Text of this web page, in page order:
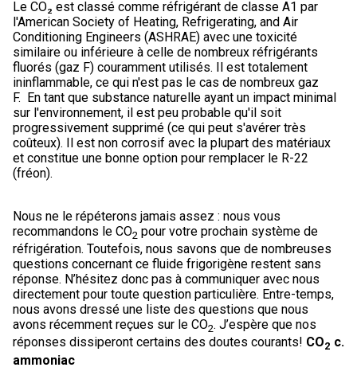
Le CO₂ est classé comme réfrigérant de classe A1 par
l'American Society of Heating, Refrigerating, and Air
Conditioning Engineers (ASHRAE) avec une toxicité
similaire ou inférieure à celle de nombreux réfrigérants
fluorés (gaz F) couramment utilisés. Il est totalement
ininflammable, ce qui n'est pas le cas de nombreux gaz
F. En tant que substance naturelle ayant un impact minimal
sur l'environnement, il est peu probable qu'il soit
progressivement supprimé (ce qui peut s'avérer très
coûteux). Il est non corrosif avec la plupart des matériaux
et constitue une bonne option pour remplacer le R-22
(fréon).
Nous ne le répéterons jamais assez : nous vous
recommandons le CO2 pour votre prochain système de
réfrigération. Toutefois, nous savons que de nombreuses
questions concernant ce fluide frigorigène restent sans
réponse. N’hésitez donc pas à communiquer avec nous
directement pour toute question particulière. Entre-temps,
nous avons dressé une liste des questions que nous
avons récemment reçues sur le CO2. J’espère que nos
réponses dissiperont certains des doutes courants! CO2 c.
ammoniac